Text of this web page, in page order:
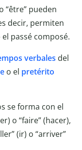
“être” pueden
decir, permiten
passé composé.
verbales del
o el pretérito
se forma con el
o “faire” (hacer),
(ir) o “arriver”